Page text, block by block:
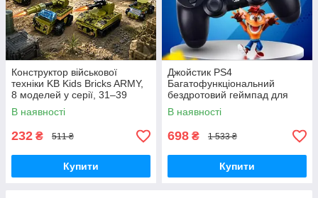
Конструктор військової
техніки KB Kids Bricks ARMY,
8 моделей у серії, 31–39
деталей, 6+
В наявності
232 ₴ 511 ₴
Купити
Джойстик PS4
Багатофункціональний
бездротовий геймпад для
Bluetooth-консолі з подвійною
вібрацією DualShock 4 V3.5
PlayStation 4,
В наявності
698 ₴ 1 533 ₴
Купити